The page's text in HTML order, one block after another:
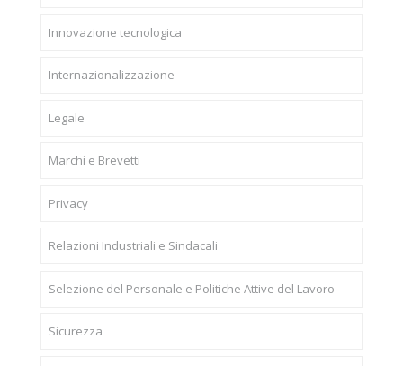
Innovazione tecnologica
Internazionalizzazione
Legale
Marchi e Brevetti
Privacy
Relazioni Industriali e Sindacali
Selezione del Personale e Politiche Attive del Lavoro
Sicurezza